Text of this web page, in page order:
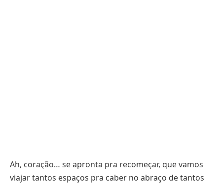
Ah, coração… se apronta pra recomeçar, que vamos
viajar tantos espaços pra caber no abraço de tantos